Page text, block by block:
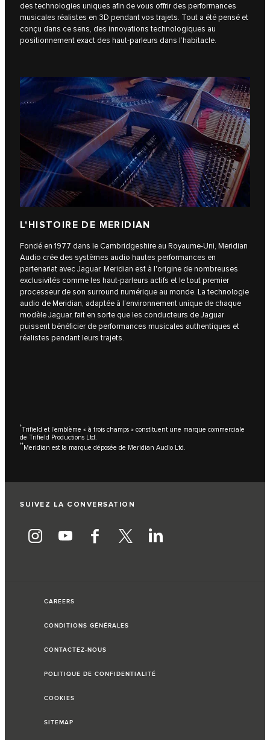
des technologies uniques afin de vous offrir des performances
musicales réalistes en 3D pendant vos trajets. Tout a été pensé et
conçu dans ce sens, des innovations technologiques au
positionnement exact des haut-parleurs dans l’habitacle.
L'HISTOIRE DE MERIDIAN
Fondé en 1977 dans le Cambridgeshire au Royaume-Uni, Meridian
Audio crée des systèmes audio hautes performances en
partenariat avec Jaguar. Meridian est à l'origine de nombreuses
exclusivités comme les haut-parleurs actifs et le tout premier
processeur de son surround numérique au monde. La technologie
audio de Meridian, adaptée à l’environnement unique de chaque
modèle Jaguar, fait en sorte que les conducteurs de Jaguar
puissent bénéficier de performances musicales authentiques et
réalistes pendant leurs trajets.
†Trifield et l'emblème « à trois champs » constituent une marque commerciale
de Trifield Productions Ltd.
††Meridian est la marque déposée de Meridian Audio Ltd.
SUIVEZ LA CONVERSATION
CAREERS
CONDITIONS GÉNÉRALES
CONTACTEZ-NOUS
POLITIQUE DE CONFIDENTIALITÉ
COOKIES
SITEMAP